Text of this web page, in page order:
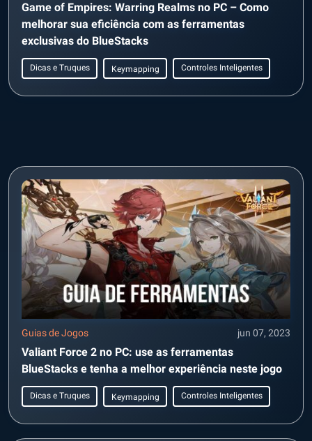
Game of Empires: Warring Realms no PC – Como
melhorar sua eficiência com as ferramentas
exclusivas do BlueStacks
Dicas e Truques Keymapping Controles Inteligentes
Guias de Jogos jun 07, 2023
Valiant Force 2 no PC: use as ferramentas
BlueStacks e tenha a melhor experiência neste jogo
Dicas e Truques Keymapping Controles Inteligentes